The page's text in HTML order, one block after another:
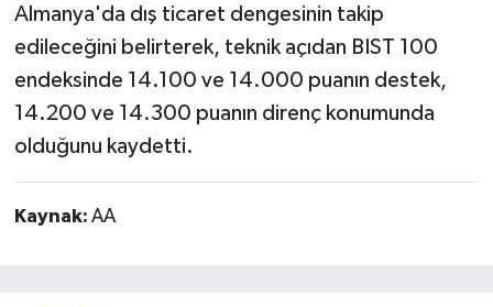
Almanya'da dış ticaret dengesinin takip
edileceğini belirterek, teknik açıdan BIST 100
endeksinde 14.100 ve 14.000 puanın destek,
14.200 ve 14.300 puanın direnç konumunda
olduğunu kaydetti.
Kaynak: AA